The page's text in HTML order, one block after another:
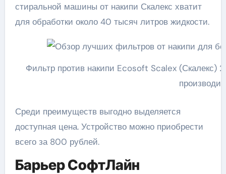
стиральной машины от накипи Скалекс хватит
для обработки около 40 тысяч литров жидкости.
Фильтр против накипи Ecosoft Scalex (Скалекс)
Среди преимуществ выгодно выделяется
доступная цена. Устройство можно приобрести
всего за 800 рублей.
Барьер СофтЛайн